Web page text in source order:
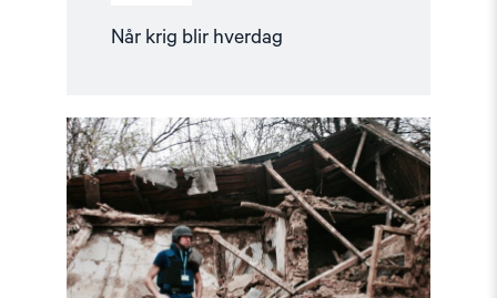
Når krig blir hverdag
Read
article
"Dokumentasjonsarbeidet"